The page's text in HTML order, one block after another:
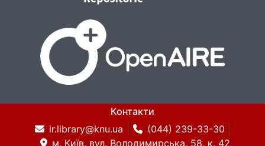
Контакти
ir.library@knu.ua
(044) 239-33-30
м. Київ, вул. Володимирська, 58, к. 42